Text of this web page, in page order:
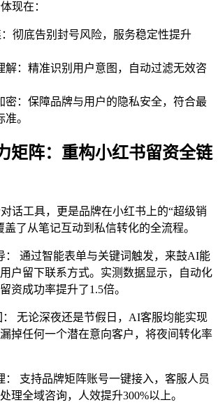
现在：
彻底告别封号风险，服务稳定性提升
解：精准识别用户意图，自动过滤无效咨
密：保障品牌与用户的隐私安全，符合最
。
矩阵：重构小红书留资全链
话工具，更是品牌在小红书上的“超级销
了从笔记互动到私信转化的全流程。
： 通过智能表单与关键词触发，来鼓AI能
户留下联系方式。实测数据显示，自动化
资成功率提升了1.5倍。
： 无论深夜还是节假日，AI客服均能实现
掉任何一个潜在意向客户，将夜间转化率
： 支持品牌矩阵账号一键接入，客服人员
理全域咨询，人效提升300%以上。